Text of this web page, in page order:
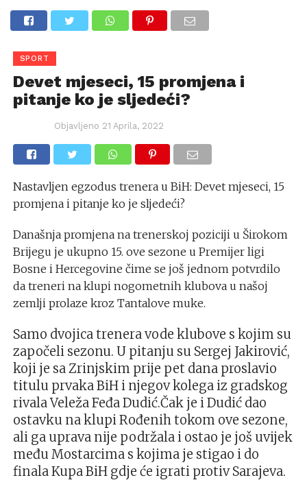
SPORT
Devet mjeseci, 15 promjena i
pitanje ko je sljedeći?
Objavljeno 21 Aprila, 2022
Nastavljen egzodus trenera u BiH: Devet mjeseci, 15
promjena i pitanje ko je sljedeći?
Današnja promjena na trenerskoj poziciji u Širokom
Brijegu je ukupno 15. ove sezone u Premijer ligi
Bosne i Hercegovine čime se još jednom potvrdilo
da treneri na klupi nogometnih klubova u našoj
zemlji prolaze kroz Tantalove muke.
Samo dvojica trenera vode klubove s kojim su
započeli sezonu. U pitanju su Sergej Jakirović,
koji je sa Zrinjskim prije pet dana proslavio
titulu prvaka BiH i njegov kolega iz gradskog
rivala Veleža Feđa Dudić.Čak je i Dudić dao
ostavku na klupi Rođenih tokom ove sezone,
ali ga uprava nije podržala i ostao je još uvijek
među Mostarcima s kojima je stigao i do
finala Kupa BiH gdje će igrati protiv Sarajeva.